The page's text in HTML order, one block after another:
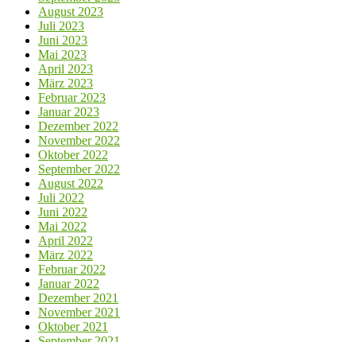
August 2023
Juli 2023
Juni 2023
Mai 2023
April 2023
März 2023
Februar 2023
Januar 2023
Dezember 2022
November 2022
Oktober 2022
September 2022
August 2022
Juli 2022
Juni 2022
Mai 2022
April 2022
März 2022
Februar 2022
Januar 2022
Dezember 2021
November 2021
Oktober 2021